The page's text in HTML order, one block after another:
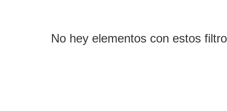
No hey elementos con estos